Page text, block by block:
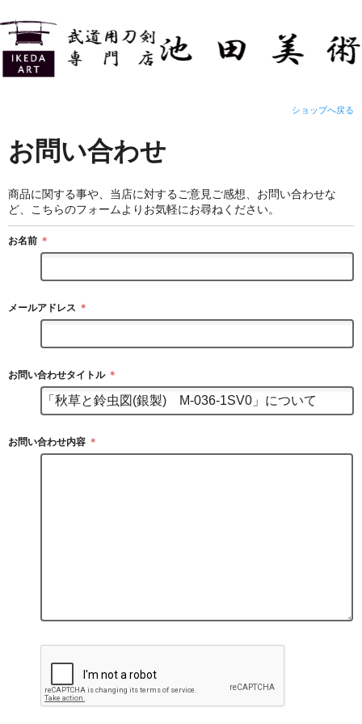
ショップへ戻る
お問い合わせ
商品に関する事や、当店に対するご意見ご感想、お問い合わせな
ど、こちらのフォームよりお気軽にお尋ねください。
お名前 ＊
メールアドレス ＊
お問い合わせタイトル ＊
お問い合わせ内容 ＊